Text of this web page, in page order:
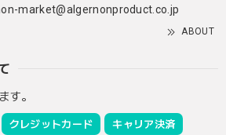
market@algernonproduct.co.jp
ABOUT
す。
クレジットカード キャリア決済